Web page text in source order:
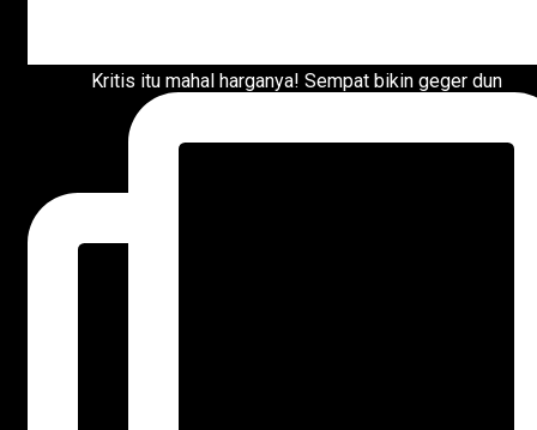
Kritis itu mahal harganya! Sempat bikin geger dun